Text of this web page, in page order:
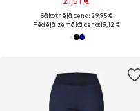
Sākotnējā cena: 29,95 €
Pēdējā zemākā cena:19,12 €